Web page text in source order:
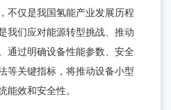
不仅是我国氢能产业发展历程
我们应对能源转型挑战、推动
通过明确设备性能参数、安全
等关键指标，将推动设备小型
能效和安全性。